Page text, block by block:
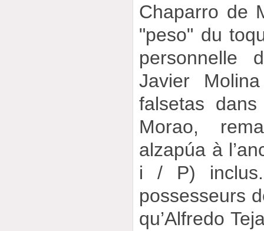
Chaparro de
"peso" du
personnelle
Javier
falsetas
Morao,
alzapúa à
i / P)
possesseurs
qu’Alfredo